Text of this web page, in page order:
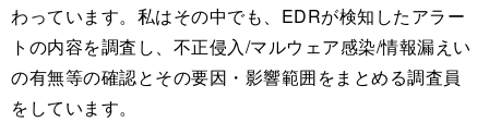
わっています。私はその中でも、EDRが検知したアラー
トの内容を調査し、不正侵入/マルウェア感染/情報漏えい
の有無等の確認とその要因・影響範囲をまとめる調査員
をしています。